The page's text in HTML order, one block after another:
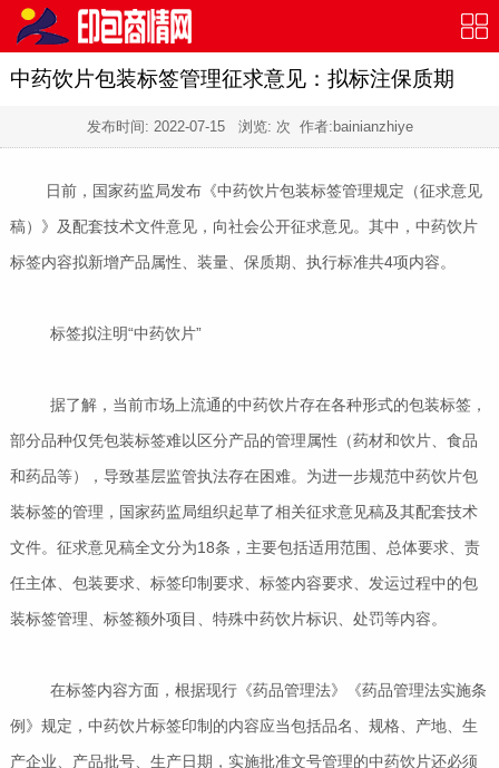
中药饮片包装标签管理征求意见：拟标注保质期
发布时间: 2022-07-15浏览: 次 作者:bainianzhiye
日前，国家药监局发布《中药饮片包装标签管理规定（征求意见
稿）》及配套技术文件意见，向社会公开征求意见。其中，中药饮片
标签内容拟新增产品属性、装量、保质期、执行标准共4项内容。
标签拟注明“中药饮片”
据了解，当前市场上流通的中药饮片存在各种形式的包装标签，
部分品种仅凭包装标签难以区分产品的管理属性（药材和饮片、食品
和药品等），导致基层监管执法存在困难。为进一步规范中药饮片包
装标签的管理，国家药监局组织起草了相关征求意见稿及其配套技术
文件。征求意见稿全文分为18条，主要包括适用范围、总体要求、责
任主体、包装要求、标签印制要求、标签内容要求、发运过程中的包
装标签管理、标签额外项目、特殊中药饮片标识、处罚等内容。
在标签内容方面，根据现行《药品管理法》《药品管理法实施条
例》规定，中药饮片标签印制的内容应当包括品名、规格、产地、生
产企业、产品批号、生产日期，实施批准文号管理的中药饮片还必须